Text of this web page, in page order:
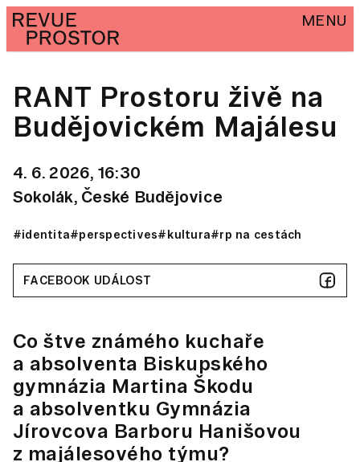
MENU
RANT Prostoru živě na
Budějovickém Majálesu
4. 6. 2026, 16:30
Sokolák, České Budějovice
#identita#perspectives#kultura#rp na cestách
FACEBOOK UDÁLOST
Co štve známého kuchaře
a absolventa Biskupského
gymnázia Martina Škodu
a absolventku Gymnázia
Jírovcova Barboru Hanišovou
z majálesového týmu?